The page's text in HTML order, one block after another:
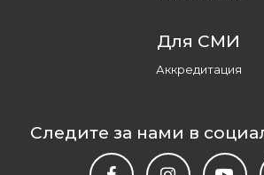
Для СМИ
Аккредитация
Следите за нами в